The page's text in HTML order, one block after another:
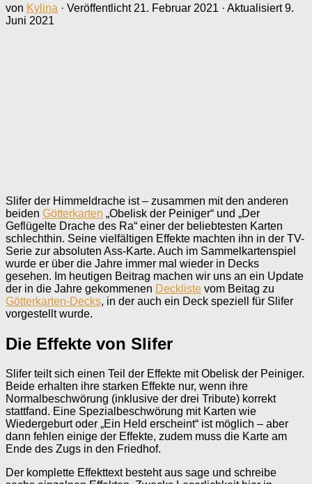
von Kylina · Veröffentlicht 21. Februar 2021 · Aktualisiert9.
Juni 2021
Slifer der Himmeldrache ist – zusammen mit den anderen
beiden Götterkarten „Obelisk der Peiniger“ und „Der
Geflügelte Drache des Ra“ einer der beliebtesten Karten
schlechthin. Seine vielfältigen Effekte machten ihn in der TV-
Serie zur absoluten Ass-Karte. Auch im Sammelkartenspiel
wurde er über die Jahre immer mal wieder in Decks
gesehen. Im heutigen Beitrag machen wir uns an ein Update
der in die Jahre gekommenen Deckliste vom Beitag zu
Götterkarten-Decks, in der auch ein Deck speziell für Slifer
vorgestellt wurde.
Die Effekte von Slifer
Slifer teilt sich einen Teil der Effekte mit Obelisk der Peiniger.
Beide erhalten ihre starken Effekte nur, wenn ihre
Normalbeschwörung (inklusive der drei Tribute) korrekt
stattfand. Eine Spezialbeschwörung mit Karten wie
Wiedergeburt oder „Ein Held erscheint“ ist möglich – aber
dann fehlen einige der Effekte, zudem muss die Karte am
Ende des Zugs in den Friedhof.
Der komplette Effekttext besteht aus sage und schreibe